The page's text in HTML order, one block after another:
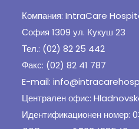
Компания: IntraCare
София 1309 ул. Кукуш 23
Тел.: (02) 82 25 442
Факс: (02) 82 41 787
E-mail:
Централен офис:
Идентификационен номер: